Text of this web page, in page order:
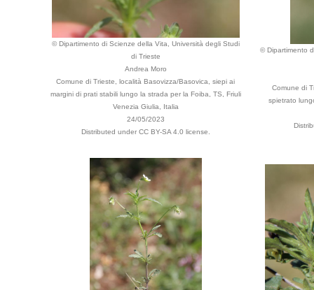
© Dipartimento di Scienze della Vita, Università degli Studi
di Trieste
Andrea Moro
Comune di Trieste, località Basovizza/Basovica, siepi ai
margini di prati stabili lungo la strada per la Foiba, TS, Friuli
Venezia Giulia, Italia
24/05/2023
Distributed under CC BY-SA 4.0 license.
© Dipartimento
Comune di
spietrato